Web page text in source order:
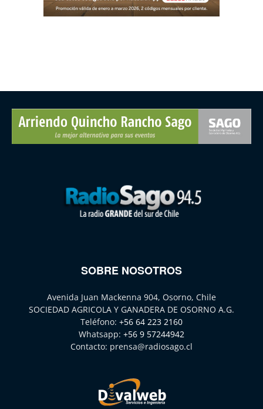
SOBRE NOSOTROS
Avenida Juan Mackenna 904, Osorno, Chile
SOCIEDAD AGRICOLA Y GANADERA DE OSORNO A.G.
Teléfono: +56 64 223 2160
Whatsapp: +56 9 57244942
Contacto: prensa@radiosago.cl